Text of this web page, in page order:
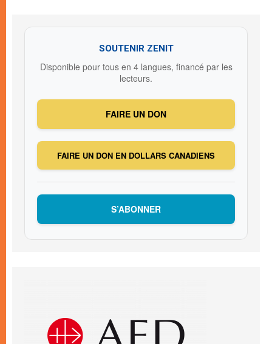
SOUTENIR ZENIT
Disponible pour tous en 4 langues, financé par les
lecteurs.
FAIRE UN DON
FAIRE UN DON EN DOLLARS CANADIENS
S’ABONNER